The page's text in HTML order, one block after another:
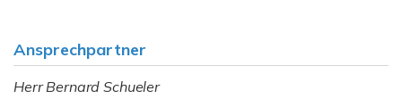
Ansprechpartner
Herr Bernard Schueler